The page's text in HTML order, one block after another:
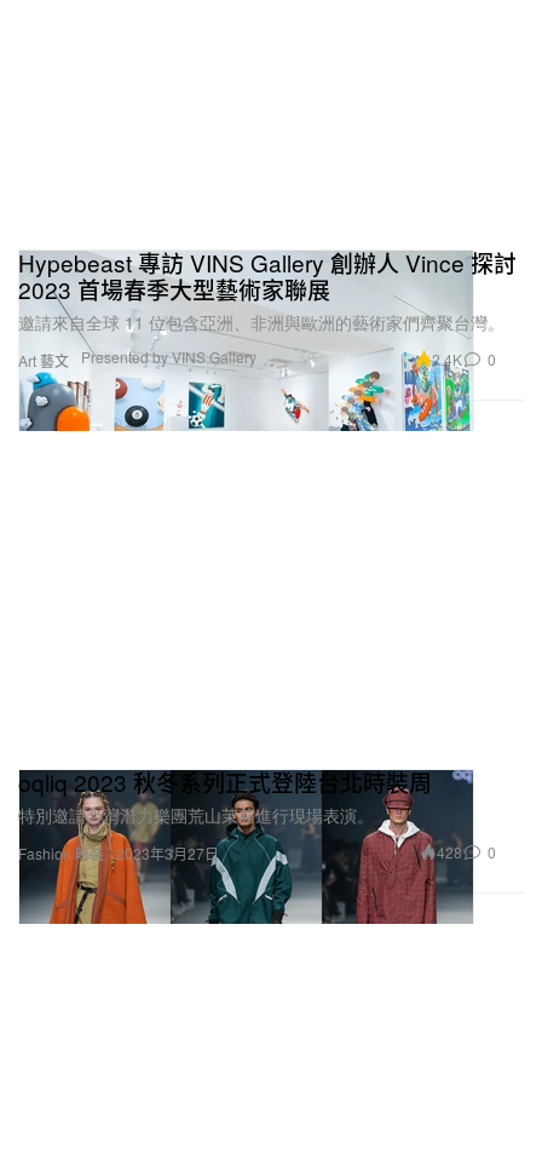
Art 藝文
Hypebeast 專訪 VINS Gallery 創辦人 Vince 探討
2023 首場春季大型藝術家聯展
邀請來自全球 11 位包含亞洲、非洲與歐洲的藝術家們齊聚台灣。
Presented by VINS Gallery 2.4K 0
Fashion 時裝
oqliq 2023 秋冬系列正式登陸台北時裝周
特別邀請台灣潛力樂團荒山茉莉進行現場表演。
2023年3月27日 428 0